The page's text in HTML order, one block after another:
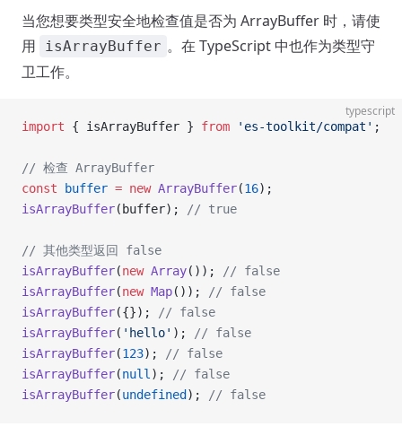
当您想要类型安全地检查值是否为 ArrayBuffer 时，请使
用
isArrayBuffer 。在 TypeScript 中也作为类型守
卫工作。
typescript
import { isArrayBuffer } from 'es-toolkit/compat' ;
// 检查 ArrayBuffer
const buffer = new ArrayBuffer(16);
isArrayBuffer(buffer); // true
// 其他类型返回 false
isArrayBuffer(new Array());
// false
isArrayBuffer(new Map());
// false
isArrayBuffer({});
// false
isArrayBuffer( 'hello' );
// false
isArrayBuffer(123);
// false
isArrayBuffer(null );
// false
isArrayBuffer(undefined ); // false